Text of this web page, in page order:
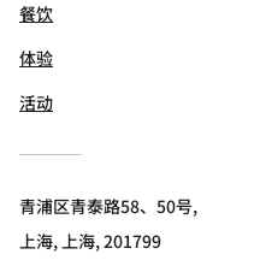
餐饮
体验
活动
青浦区青泰路58、50号,
上海, 上海, 201799